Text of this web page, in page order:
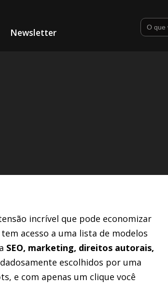
Newsletter
incrível que pode economizar
tem acesso a uma lista de modelos
SEO, marketing, direitos autorais,
escolhidos por uma
e com apenas um clique você